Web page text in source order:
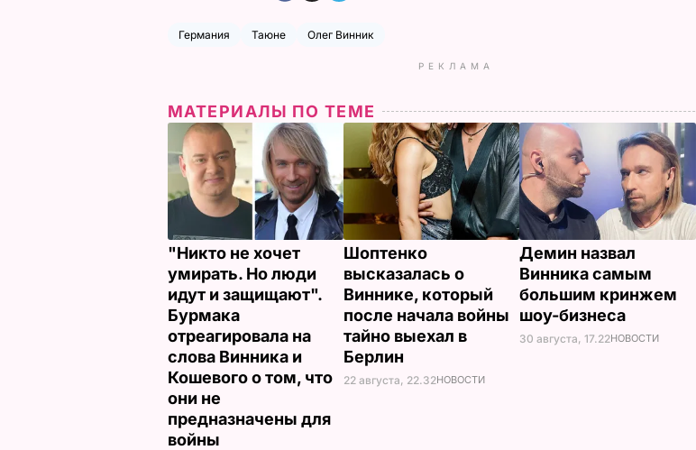
Германия Таюне Олег Винник
РЕКЛАМА
МАТЕРИАЛЫ ПО ТЕМЕ
"Никто не хочет
умирать. Но люди
идут и защищают".
Бурмака
отреагировала на
слова Винника и
Кошевого о том, что
они не
предназначены для
войны
Шоптенко
высказалась о
Виннике, который
после начала войны
тайно выехал в
Берлин
22 августа, 22.32НОВОСТИ
Демин назвал
Винника самым
большим кринжем
шоу-бизнеса
30 августа, 17.22НОВОСТИ